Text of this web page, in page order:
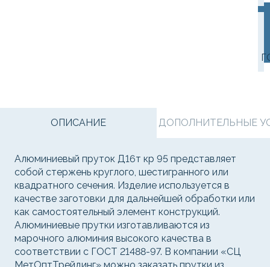
ОПИСАНИЕ ДОПОЛНИТЕЛЬНЫЕ
Алюминиевый пруток Д16т кр 95 представляет
собой стержень круглого, шестигранного или
квадратного сечения. Изделие используется в
качестве заготовки для дальнейшей обработки или
как самостоятельный элемент конструкций.
Алюминиевые прутки изготавливаются из
марочного алюминия высокого качества в
соответствии с ГОСТ 21488-97. В компании «СЦ